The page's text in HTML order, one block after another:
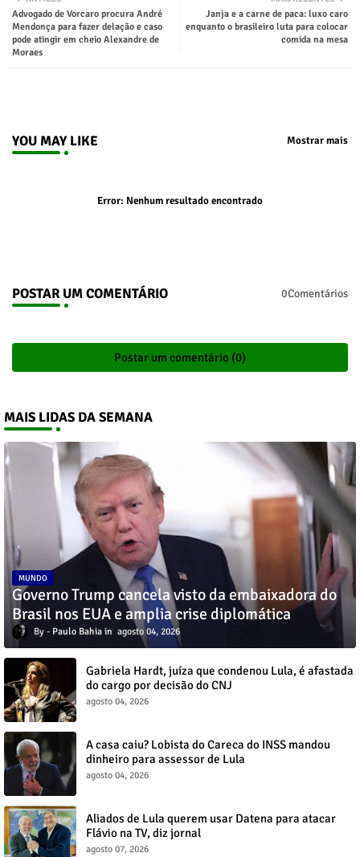
ter tsapJanja e a carne de paca: luxo caro
enquanto o brasileiro luta para colocar
comida na mesa
Advogado de Vorcaro procura André
Mendonça para fazer delação e caso
pode atingir em cheio Alexandre de
Moraes
YOU MAY LIKE Mostrar mais
Error: Nenhum resultado encontrado
POSTAR UM COMENTÁRIO 0Comentários
Postar um comentário (0)
MAIS LIDAS DA SEMANA
MUNDO
Governo Trump cancela visto da embaixadora do
Brasil nos EUA e amplia crise diplomática
Paulo Bahia agosto 04, 2026
Gabriela Hardt, juíza que condenou Lula, é afastada
do cargo por decisão do CNJ
agosto 04, 2026
A casa caiu? Lobista do Careca do INSS mandou
dinheiro para assessor de Lula
agosto 04, 2026
Aliados de Lula querem usar Datena para atacar
Flávio na TV, diz jornal
agosto 07, 2026